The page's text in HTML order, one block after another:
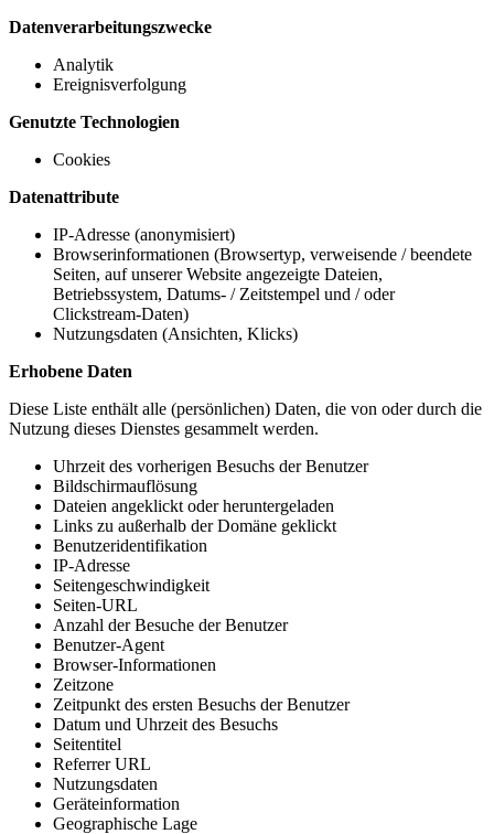
Datenverarbeitungszwecke
Analytik
Ereignisverfolgung
Genutzte Technologien
Cookies
Datenattribute
IP-Adresse (anonymisiert)
Browserinformationen (Browsertyp, verweisende / beendete
Seiten, auf unserer Website angezeigte Dateien,
Betriebssystem, Datums- / Zeitstempel und / oder
Clickstream-Daten)
Nutzungsdaten (Ansichten, Klicks)
Erhobene Daten
Diese Liste enthält alle (persönlichen) Daten, die von oder durch die
Nutzung dieses Dienstes gesammelt werden.
Uhrzeit des vorherigen Besuchs der Benutzer
Bildschirmauflösung
Dateien angeklickt oder heruntergeladen
Links zu außerhalb der Domäne geklickt
Benutzeridentifikation
IP-Adresse
Seitengeschwindigkeit
Seiten-URL
Anzahl der Besuche der Benutzer
Benutzer-Agent
Browser-Informationen
Zeitzone
Zeitpunkt des ersten Besuchs der Benutzer
Datum und Uhrzeit des Besuchs
Seitentitel
Referrer URL
Nutzungsdaten
Geräteinformation
Geographische Lage